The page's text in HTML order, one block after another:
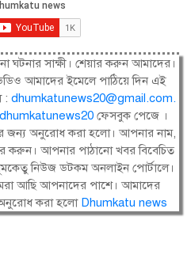
ঘটনার সাক্ষী। শেয়ার করুন আমাদের।
আমাদের ইমেলে পাঠিয়ে দিন এই
: dhumkatunews20@gmail.com.
ফেসবুক পেজে ।
জন্য অনুরোধ করা হলো। আপনার নাম,
করুন। আপনার পাঠানো খবর বিবেচিত
নিউজ ডটকম অনলাইন পোর্টালে।
আছি আপনাদের পাশে। আমাদের
অনুরোধ করা হলো Dhumkatu news